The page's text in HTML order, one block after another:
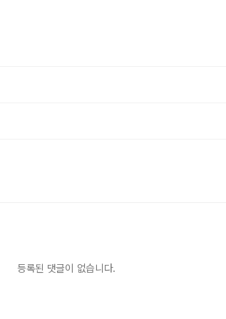
등록된 댓글이 없습니다.